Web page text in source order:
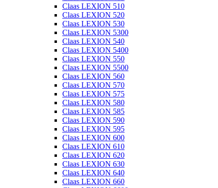
Claas LEXION 510
Claas LEXION 520
Claas LEXION 530
Claas LEXION 5300
Claas LEXION 540
Claas LEXION 5400
Claas LEXION 550
Claas LEXION 5500
Claas LEXION 560
Claas LEXION 570
Claas LEXION 575
Claas LEXION 580
Claas LEXION 585
Claas LEXION 590
Claas LEXION 595
Claas LEXION 600
Claas LEXION 610
Claas LEXION 620
Claas LEXION 630
Claas LEXION 640
Claas LEXION 660